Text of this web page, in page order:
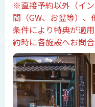
※直接予約以外（イ
間（GW、お盆等）、
条件により特典が適
約時に各施設へお問合